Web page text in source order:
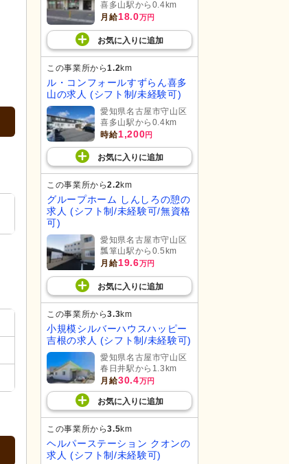
喜多山駅から0.4km
月給18.0万円
お気に入り に追加
この事業所から1.2km
ル・コンフォールすずらん喜多
山の求人 (シフト制/未経験可)
愛知県名古屋市守山区
喜多山駅から0.4km
時給1,200円
お気に入り に追加
この事業所から2.2km
グループホーム しんしろの憩の
求人 (シフト制/未経験可/無資格
可)
愛知県名古屋市守山区
瓢箪山駅から0.5km
月給19.6万円
お気に入り に追加
この事業所から3.3km
小規模シルバーハウスハッピー
吉根の求人 (シフト制/未経験可)
愛知県名古屋市守山区
春日井駅から1.3km
月給30.4万円
お気に入り に追加
この事業所から3.5km
ヘルパーステーション クオンの
求人 (シフト制/未経験可)